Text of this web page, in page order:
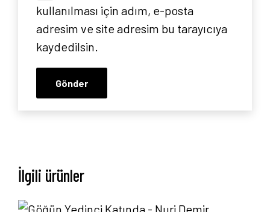
kullanılması için adım, e-posta
adresim ve site adresim bu tarayıcıya
kaydedilsin.
İlgili ürünler